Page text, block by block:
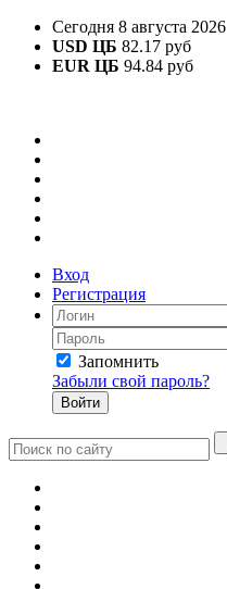
Сегодня 8 августа 2026
USD ЦБ 82.17 руб
EUR ЦБ 94.84 руб
Вход
Регистрация
Запомнить
Забыли свой пароль?